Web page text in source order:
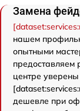
Замена
нашем
опытными
центре
дешевле при